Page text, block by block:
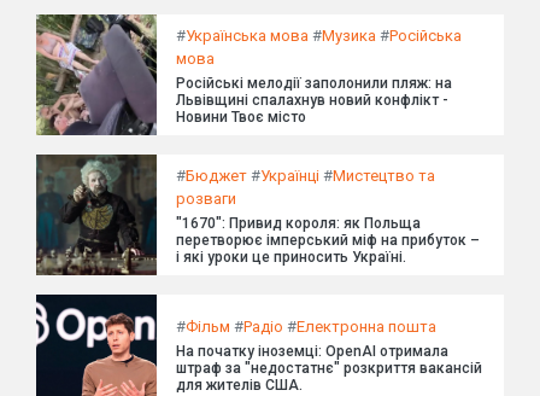
#Українська мова #Музика #Російська
мова
Російські мелодії заполонили пляж: на
Львівщині спалахнув новий конфлікт -
Новини Твоє місто
#Бюджет #Українці #Мистецтво та
розваги
"1670": Привид короля: як Польща
перетворює імперський міф на прибуток –
і які уроки це приносить Україні.
#Фільм #Радіо #Електронна пошта
На початку іноземці: OpenAI отримала
штраф за "недостатнє" розкриття вакансій
для жителів США.